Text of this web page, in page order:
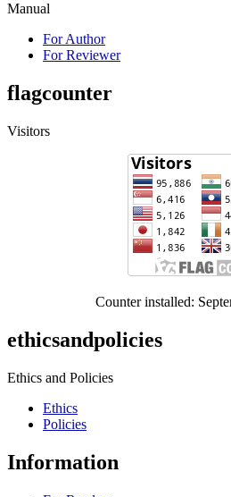
Manual
For Author
For Reviewer
flagcounter
Visitors
Counter installed:
ethicsandpolicies
Ethics and Policies
Ethics
Policies
Information